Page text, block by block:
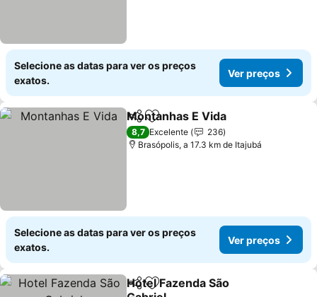
Selecione as datas para ver os preços
exatos.
Ver preços
PartilharAdicionar aos favoritos
Montanhas E Vida
8,7 Excelente
236
Brasópolis, a 17.3 km de Itajubá
Selecione as datas para ver os preços
exatos.
Ver preços
PartilharAdicionar aos favoritos
Hotel Fazenda São